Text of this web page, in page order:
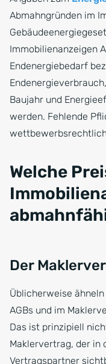
Abmahngründen im
Immobilienanzeigen
Endenergiebedarf
Baujahr und
werden. Fehlende
Welche
Der
Üblicherweise
AGBs und im
Das ist prinzipiell
Maklervertrag, der in
Vertragspartner